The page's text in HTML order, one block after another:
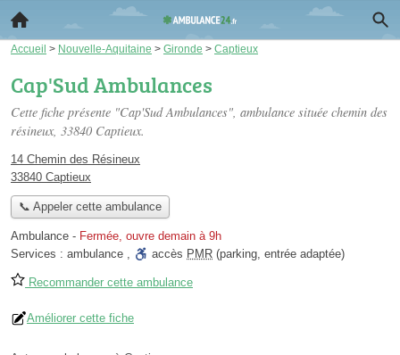
Accueil > Nouvelle-Aquitaine > Gironde > Captieux
Cap'Sud Ambulances
Cette fiche présente "Cap'Sud Ambulances", ambulance située chemin des
résineux, 33840 Captieux.
14 Chemin des Résineux
33840 Captieux
📞 Appeler cette ambulance
Ambulance - Fermée, ouvre demain à 9h
Services : ambulance , accès PMR (parking, entrée adaptée)
Recommander cette ambulance
Améliorer cette fiche